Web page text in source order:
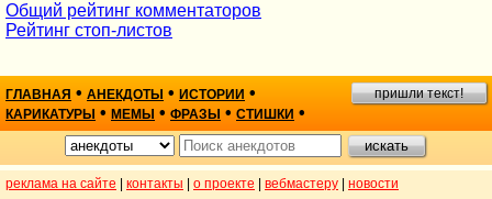
Общий рейтинг комментаторов
Рейтинг стоп-листов
ГЛАВНАЯ • АНЕКДОТЫ • ИСТОРИИ •
КАРИКАТУРЫ • МЕМЫ • ФРАЗЫ • СТИШКИ •
пришли текст!
реклама на сайте контакты о проекте вебмастеру новости